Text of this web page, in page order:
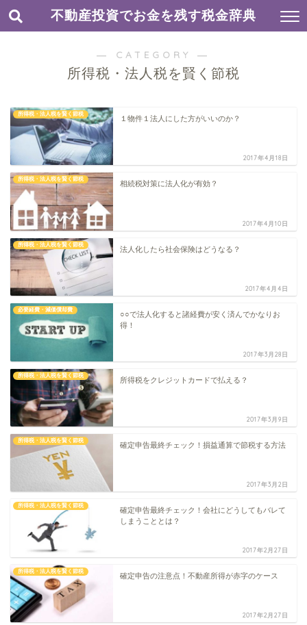
不動産投資でお金を残す税金辞典
― CATEGORY ―
所得税・法人税を賢く節税
所得税・法人税を賢く節税
１物件１法人にした方がいいのか？
2017年4月18日
所得税・法人税を賢く節税
相続税対策に法人化が有効？
2017年4月10日
所得税・法人税を賢く節税
法人化したら社会保険はどうなる？
2017年4月4日
必要経費・減価償却費
○○で法​人化すると諸経費が安く済んでかなりお
得！
2017年3月28日
所得税・法人税を賢く節税
所得税をクレジットカードで払える？
2017年3月9日
所得税・法人税を賢く節税
確定申告最終チェック！損益通算で節税する方法
2017年3月2日
所得税・法人税を賢く節税
確定申告最終チェック！会社にどうしてもバレて
しまうこととは？
2017年2月27日
所得税・法人税を賢く節税
確定申告の注意点！不動産所得が赤字のケース
2017年2月27日